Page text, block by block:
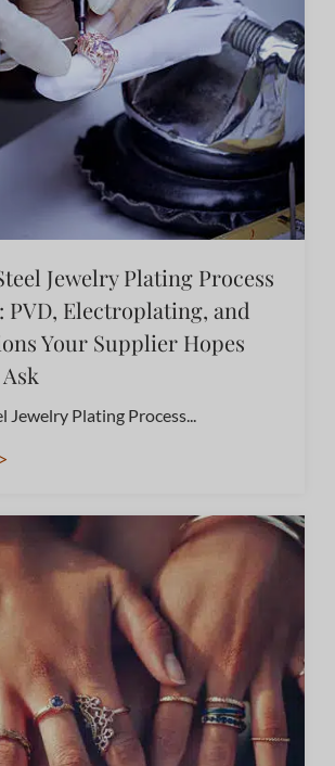
Jewelry Plating Process
PVD, Electroplating, and
Your Supplier Hopes
Jewelry Plating Process...